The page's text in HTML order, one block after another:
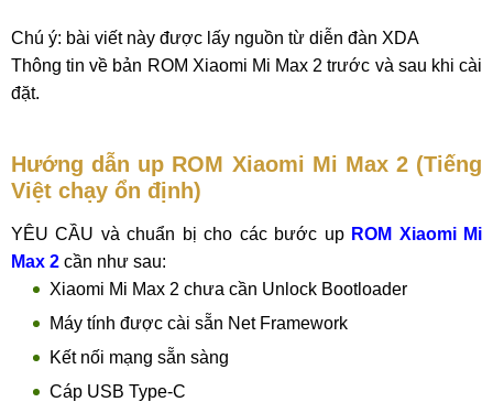
Chú ý: bài viết này được lấy nguồn từ diễn đàn XDA
Thông tin về bản ROM Xiaomi Mi Max 2 trước và sau khi cài
đặt.
Hướng dẫn up ROM Xiaomi Mi Max 2 (Tiếng
Việt chạy ổn định)
YÊU CẦU và chuẩn bị cho các bước up ROM Xiaomi Mi
Max 2 cần như sau:
Xiaomi Mi Max 2 chưa cần Unlock Bootloader
Máy tính được cài sẵn Net Framework
Kết nối mạng sẵn sàng
Cáp USB Type-C